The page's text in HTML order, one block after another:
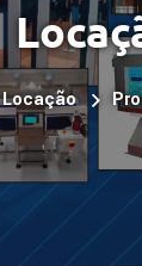
Locação